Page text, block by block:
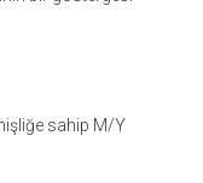
sahip M/Y